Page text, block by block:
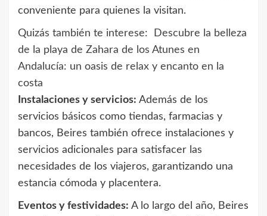
conveniente para quienes la visitan.
Quizás también te interese:
Descubre la belleza
de la playa de Zahara de los Atunes en
Andalucía: un oasis de relax y encanto en la
costa
Instalaciones y servicios: Además de los
servicios básicos como tiendas, farmacias y
bancos, Beires también ofrece instalaciones y
servicios adicionales para satisfacer las
necesidades de los viajeros, garantizando una
estancia cómoda y placentera.
Eventos y festividades: A lo largo del año, Beires